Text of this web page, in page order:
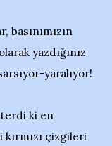
basınımızın
yazdığınız
yaralıyor!
ki en
kırmızı çizgileri